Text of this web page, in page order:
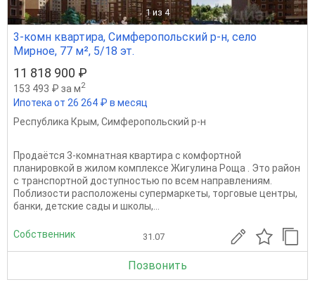
1 из 4
3-комн квартира, Симферопольский р-н, село
Мирное, 77 м², 5/18 эт.
11 818 900 ₽
153 493 ₽ за м2
Ипотека от 26 264 ₽ в месяц
Республика Крым, Симферопольский р-н
Продаётся 3-комнатная квартира с комфортной
планировкой в жилом комплексе Жигулина Роща . Это район
с транспортной доступностью по всем направлениям.
Поблизости расположены супермаркеты, торговые центры,
банки, детские сады и школы,...
Собственник 31.07
Позвонить